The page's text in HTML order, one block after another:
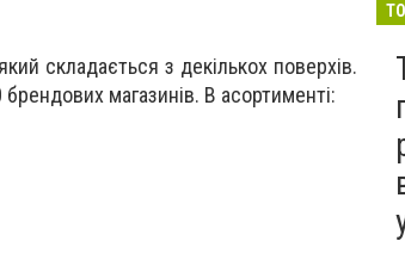
складається з декількох поверхів.
магазинів. В асортименті: